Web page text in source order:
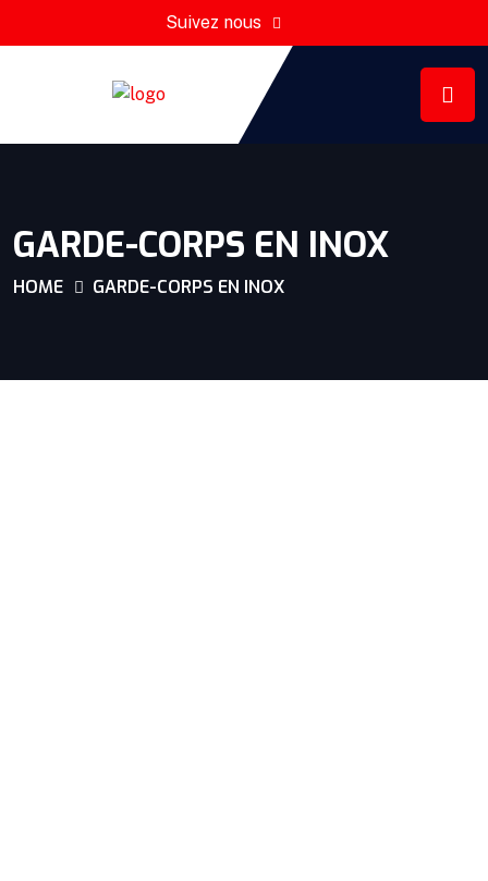
Suivez nous
GARDE-CORPS EN INOX
HOME GARDE-CORPS EN INOX